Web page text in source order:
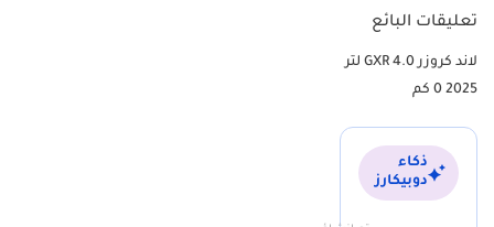
تعليقات البائع
لاند كروزر GXR 4.0 لتر
2025 0 كم
ذكاء
دوبيكارز
حياتها، بحالة ممتازة تكاد تخلو من أي آثار استخدام، مما يمنحها ميزة كبيرة
مجلس التعاون الخليجي، حيث يتجاوز متوسط المسافة المقطوعة سنوياً
25,000 كيلومتر بسبب كثرة السفر بين دبي وأبوظبي والعين، فإن اقتناء
يُعد اللون الأسود الخارجي عاملاً أساسياً في تحديد قيمة هذا الطراز، فهو
من بين أفضل ثلاثة ألوان رائجة في سوق السيارات المستعملة المحلي.
بينما قد تتضمن العديد من الإعلانات مواصفات غير خليجية مع مكونات